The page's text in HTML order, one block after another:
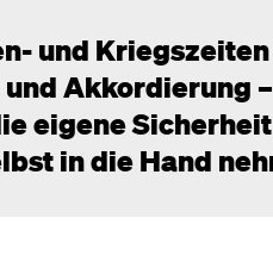
und
Akkordierung
eigene
in die Hand